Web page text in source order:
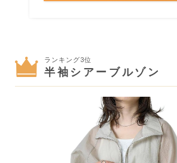
ランキング3位
半袖シアーブルゾン